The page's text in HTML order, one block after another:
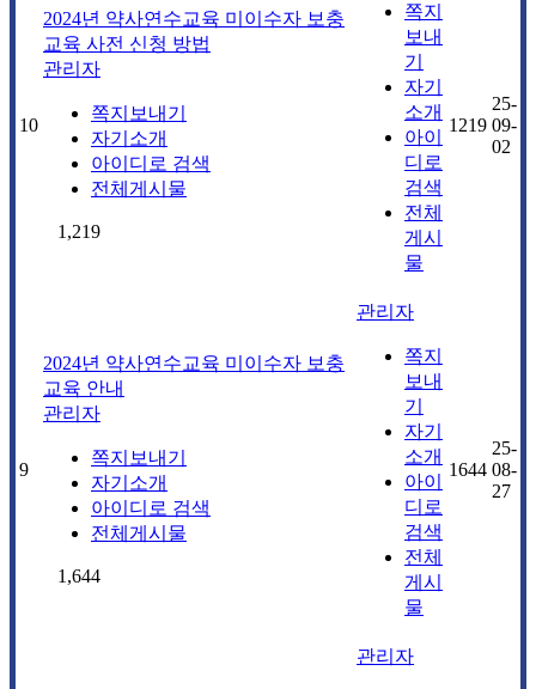
10
2024년 약사연수교육 미이수자 보충
교육 사전 신청 방법
관리자
쪽지보내기
자기소개
아이디로 검색
전체게시물
1,219
쪽지
보내
기
자기
소개
아이
디로
검색
전체
게시
물
1219
25-
09-
02
9
2024년 약사연수교육 미이수자 보충
교육 안내
관리자
쪽지보내기
자기소개
아이디로 검색
전체게시물
1,644
관리자
쪽지
보내
기
자기
소개
아이
디로
검색
전체
게시
물
1644
25-
08-
27
관리자